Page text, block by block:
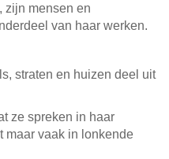
zijn mensen en
van haar werken.
straten en huizen deel uit
ze spreken in haar
maar vaak in lonkende